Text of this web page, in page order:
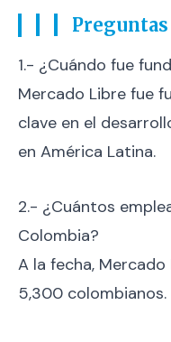
Preguntas
1.- ¿Cuándo fue
Mercado Libre fue
clave en el
en América Latina.
2.- ¿Cuántos
Colombia?
A la fecha,
5,300 colombianos.